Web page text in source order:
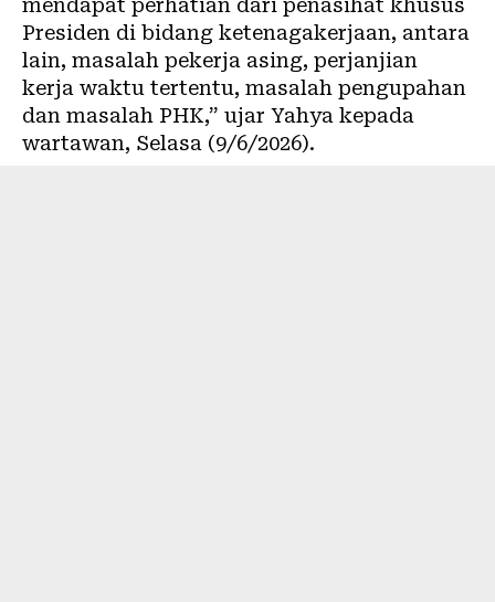
mendapat perhatian dari penasihat khusus
Presiden di bidang ketenagakerjaan, antara
lain, masalah pekerja asing, perjanjian
kerja waktu tertentu, masalah pengupahan
dan masalah PHK,” ujar Yahya kepada
wartawan, Selasa (9/6/2026).